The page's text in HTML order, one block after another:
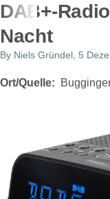
DAB+-
Nacht
By Niels Gründel , 5
Ort/Quelle